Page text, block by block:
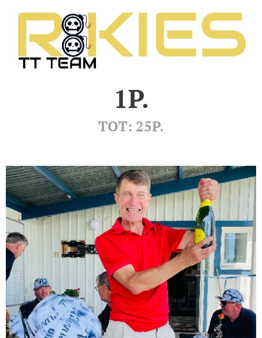
1P.
TOT: 25P.